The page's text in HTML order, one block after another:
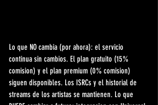
Lo que NO cambia (por ahora): el servicio
continua sin cambios. El plan gratuito (15%
comision) y el plan premium (0% comision)
siguen disponibles. Los ISRCs y el historial de
streams de los artistas se mantienen. Lo que